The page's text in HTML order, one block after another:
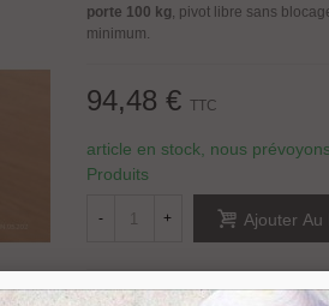
porte 100 kg, pivot libre sans
minimum.
94,48 € TTC
article en stock, nous
Produits
- + Ajouter Au
Référence: IN05202